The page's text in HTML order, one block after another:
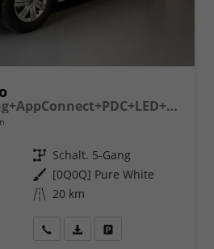
1.0 MPI Sitzheizung+AppConnect+PDC+LED+Touch+Lichtsensor+MultiLenkrad
Getriebe Schalt. 5-Gang
Außenfarbe [0Q0Q] Pure White
Kilometerstand 20 km